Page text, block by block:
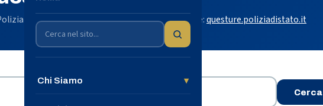
Chi Siamo
di Stato sul territorio di Roma. Fonte ufficiale:questure.poliziadistato.it
Cerca